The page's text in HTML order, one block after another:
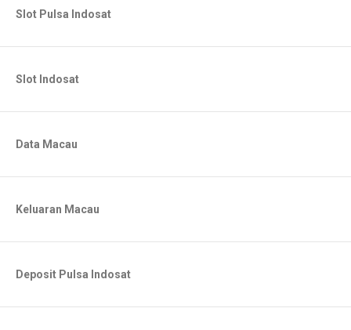
Slot Pulsa Indosat
Slot Indosat
Data Macau
Keluaran Macau
Deposit Pulsa Indosat